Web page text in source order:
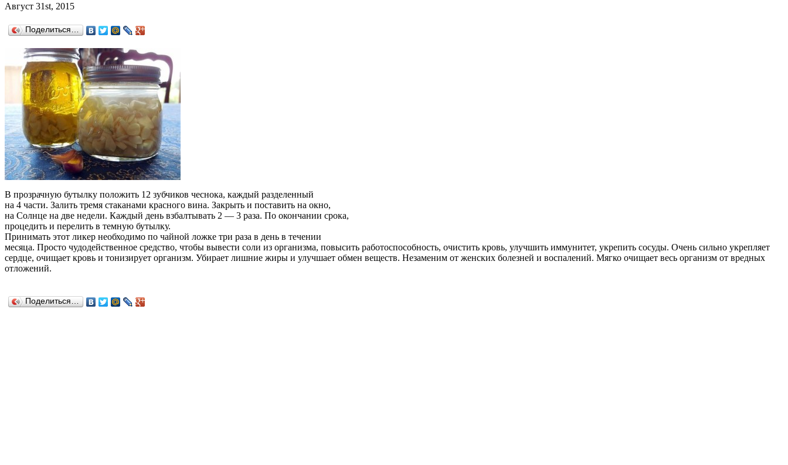
Август 31st, 2015
Поделиться…
В прозрачную бутылку положить 12 зубчиков чеснока, каждый разделенный
на 4 части. Залить тремя стаканами красного вина. Закрыть и поставить на окно,
на Солнце на две недели. Каждый день взбалтывать 2 — 3 раза. По окончании срока,
процедить и перелить в темную бутылку.
Принимать этот ликер необходимо по чайной ложке три раза в день в течении
месяца. Просто чудодейственное средство, чтобы вывести соли из организма, повысить работоспособность, очистить кровь, улучшить иммунитет, укрепить сосуды. Очень сильно укрепляет
сердце, очищает кровь и тонизирует организм. Убирает лишние жиры и улучшает обмен веществ. Незаменим от женских болезней и воспалений. Мягко очищает весь организм от вредных
отложений.
Поделиться…